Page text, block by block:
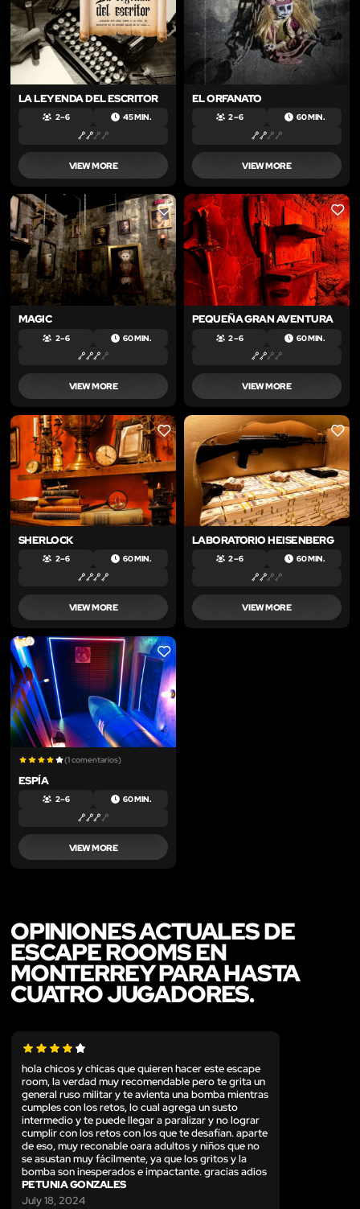
LA LEYENDA DEL ESCRITOR
2 – 6 45 MIN.
VIEW MORE
EL ORFANATO
2 – 6 60 MIN.
VIEW MORE
LIKE
MAGIC
2 – 6 60 MIN.
VIEW MORE
LIKE
PEQUEÑA GRAN AVENTURA
2 – 6 60 MIN.
VIEW MORE
LIKE
SHERLOCK
2 – 6 60 MIN.
VIEW MORE
LIKE
LABORATORIO HEISENBERG
2 – 6 60 MIN.
VIEW MORE
LIKE
(1 comentarios)
ESPÍA
2 – 6 60 MIN.
VIEW MORE
OPINIONES ACTUALES DE
ESCAPE ROOMS EN
MONTERREY PARA HASTA
CUATRO JUGADORES.
hola chicos y chicas que quieren hacer este escape
room, la verdad muy recomendable pero te grita un
general ruso militar y te avienta una bomba mientras
cumples con los retos, lo cual agrega un susto
intermedio y te puede llegar a paralizar y no lograr
cumplir con los retos con los que te desafían. aparte
de eso, muy reconable oara adultos y niños que no
se asustan muy fácilmente, ya que los gritos y la
bomba son inesperados e impactante. gracias adios
PETUNIA GONZALES
July 18, 2024